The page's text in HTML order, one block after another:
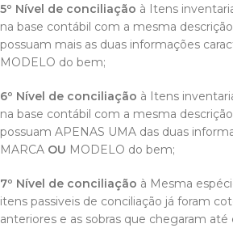
5º Nível de conciliação à Itens
na base contábil com a mesma
possuam mais as duas informações
MODELO do bem;
6º Nível de conciliação à Itens
na base contábil com a mesma
possuam APENAS UMA das duas
MARCA OU MODELO do bem;
7º Nível de conciliação à Mesma
itens passiveis de conciliação já foram
anteriores e as sobras que chegaram